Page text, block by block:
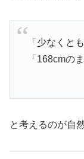
「少なくと
「168cmの
と考えるのが自